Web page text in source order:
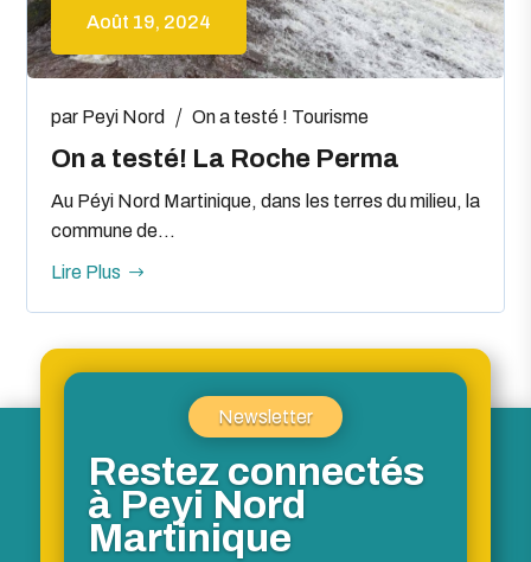
Août 19, 2024
On a testé! La Roche Perma
par Peyi Nord On a testé ! Tourisme
Au Péyi Nord Martinique, dans les terres du milieu, la
commune de...
Lire Plus
Newsletter
Restez connectés
à Peyi Nord
Martinique